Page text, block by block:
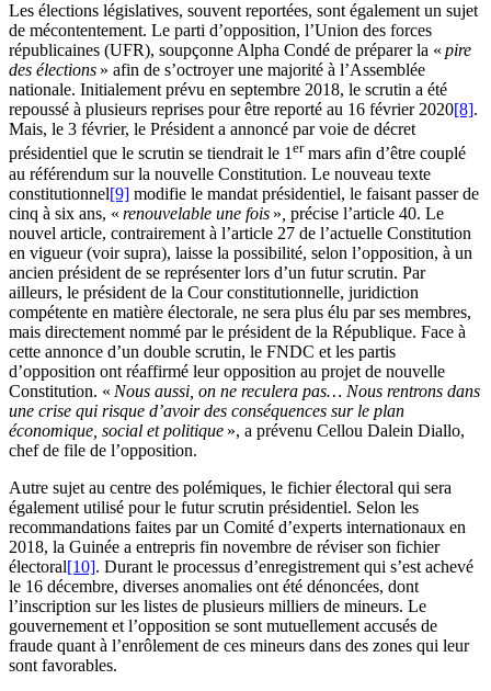
Les élections législatives, souvent reportées, sont également un sujet
de mécontentement. Le parti d’opposition, l’Union des forces
républicaines (UFR), soupçonne Alpha Condé de préparer la « pire
des élections » afin de s’octroyer une majorité à l’Assemblée
nationale. Initialement prévu en septembre 2018, le scrutin a été
repoussé à plusieurs reprises pour être reporté au 16 février 2020[8].
Mais, le 3 février, le Président a annoncé par voie de décret
présidentiel que le scrutin se tiendrait le 1ermars afin d’être couplé
au référendum sur la nouvelle Constitution. Le nouveau texte
constitutionnel[9] modifie le mandat présidentiel, le faisant passer de
cinq à six ans, « renouvelable une fois » précise l’article 40. Le
nouvel article, contrairement à l’article 27 de l’actuelle Constitution
en vigueur (voir supra), laisse la possibilité, selon l’opposition, à un
ancien président de se représenter lors d’un futur scrutin. Par
ailleurs, le président de la Cour constitutionnelle, juridiction
compétente en matière électorale, ne sera plus élu par ses membres,
mais directement nommé par le président de la République. Face à
cette annonce d’un double scrutin, le FNDC et les partis
d’opposition ont réaffirmé leur opposition au projet de nouvelle
Constitution. « Nous aussi, on ne reculera pas… Nous rentrons dans
une crise qui risque d’avoir des conséquences sur le plan
économique, social et politique », a prévenu Cellou Dalein Diallo,
chef de file de l’opposition.
Autre sujet au centre des polémiques, le fichier électoral qui sera
également utilisé pour le futur scrutin présidentiel. Selon les
recommandations faites par un Comité d’experts internationaux en
2018, la Guinée a entrepris fin novembre de réviser son fichier
électoral[10]. Durant le processus d’enregistrement qui s’est achevé
le 16 décembre, diverses anomalies ont été dénoncées, dont
l’inscription sur les listes de plusieurs milliers de mineurs. Le
gouvernement et l’opposition se sont mutuellement accusés de
fraude quant à l’enrôlement de ces mineurs dans des zones qui leur
sont favorables.